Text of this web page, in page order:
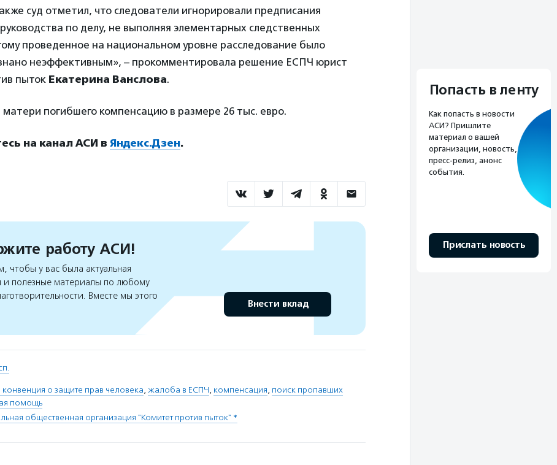
суд отметил, что следователи игнорировали предписания
по делу, не выполняя элементарных следственных
проведенное на национальном уровне расследование было
неэффективным», – прокомментировала решение ЕСПЧ юрист
пыток Екатерина Ванслова.
погибшего компенсацию в размере 26 тыс. евро.
на канал АСИ в Яндекс.Дзен.
работу АСИ!
чтобы у вас была актуальная
полезные материалы по любому
Вместе мы этого
Внести вклад
конвенция о защите прав человека, жалоба в ЕСПЧ, компенсация, поиск пропавших
помощь
общественная организация "Комитет против пыток" *
Попасть в ленту
Как попасть в новости
АСИ? Пришлите
материал о вашей
организации, новость,
пресс-релиз, анонс
события.
Прислать новость